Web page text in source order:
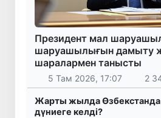
Президент мал
шаруашылығын дамыту
шаралармен танысты
5 Там 2026, 17:07 2
Жарты жылда Өзбекстанда
дүниеге келді?